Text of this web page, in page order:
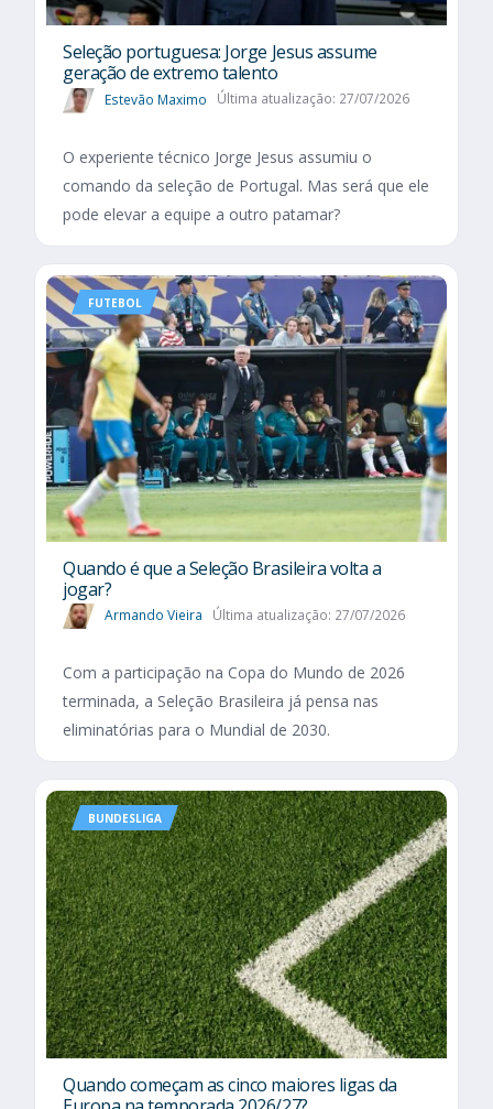
Seleção portuguesa: Jorge Jesus assume
geração de extremo talento
Estevão Maximo Última atualização: 27/07/2026
O experiente técnico Jorge Jesus assumiu o
comando da seleção de Portugal. Mas será que ele
pode elevar a equipe a outro patamar?
FUTEBOL
Quando é que a Seleção Brasileira volta a
jogar?
Armando Vieira Última atualização: 27/07/2026
Com a participação na Copa do Mundo de 2026
terminada, a Seleção Brasileira já pensa nas
eliminatórias para o Mundial de 2030.
BUNDESLIGA
Quando começam as cinco maiores ligas da